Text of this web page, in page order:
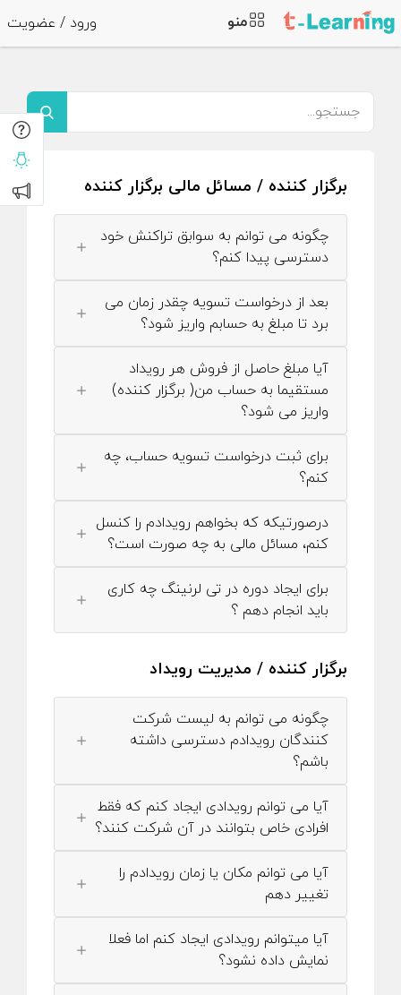
منو ورود / عضویت
برگزار کننده / مسائل مالی برگزار کننده
چگونه می توانم به سوابق تراکنش خود
دسترسی پیدا کنم؟
بعد از درخواست تسویه چقدر زمان می
برد تا مبلغ به حسابم واریز شود؟
آیا مبلغ حاصل از فروش هر رویداد
مستقیما به حساب من( برگزار کننده)
واریز می شود؟
برای ثبت درخواست تسویه حساب، چه
کنم؟
درصورتیکه که بخواهم رویدادم را کنسل
کنم، مسائل مالی به چه صورت است؟
برای ایجاد دوره در تی لرنینگ چه کاری
باید انجام دهم ؟
برگزار کننده / مدیریت رویداد
چگونه می توانم به لیست شرکت
کنندگان رویدادم دسترسی داشته
باشم؟
آیا می توانم رویدادی ایجاد کنم که فقط
افرادی خاص بتوانند در آن شرکت کنند؟
آیا می توانم مکان یا زمان رویدادم را
تغییر دهم
آیا میتوانم رویدادی ایجاد کنم اما فعلا
نمایش داده نشود؟